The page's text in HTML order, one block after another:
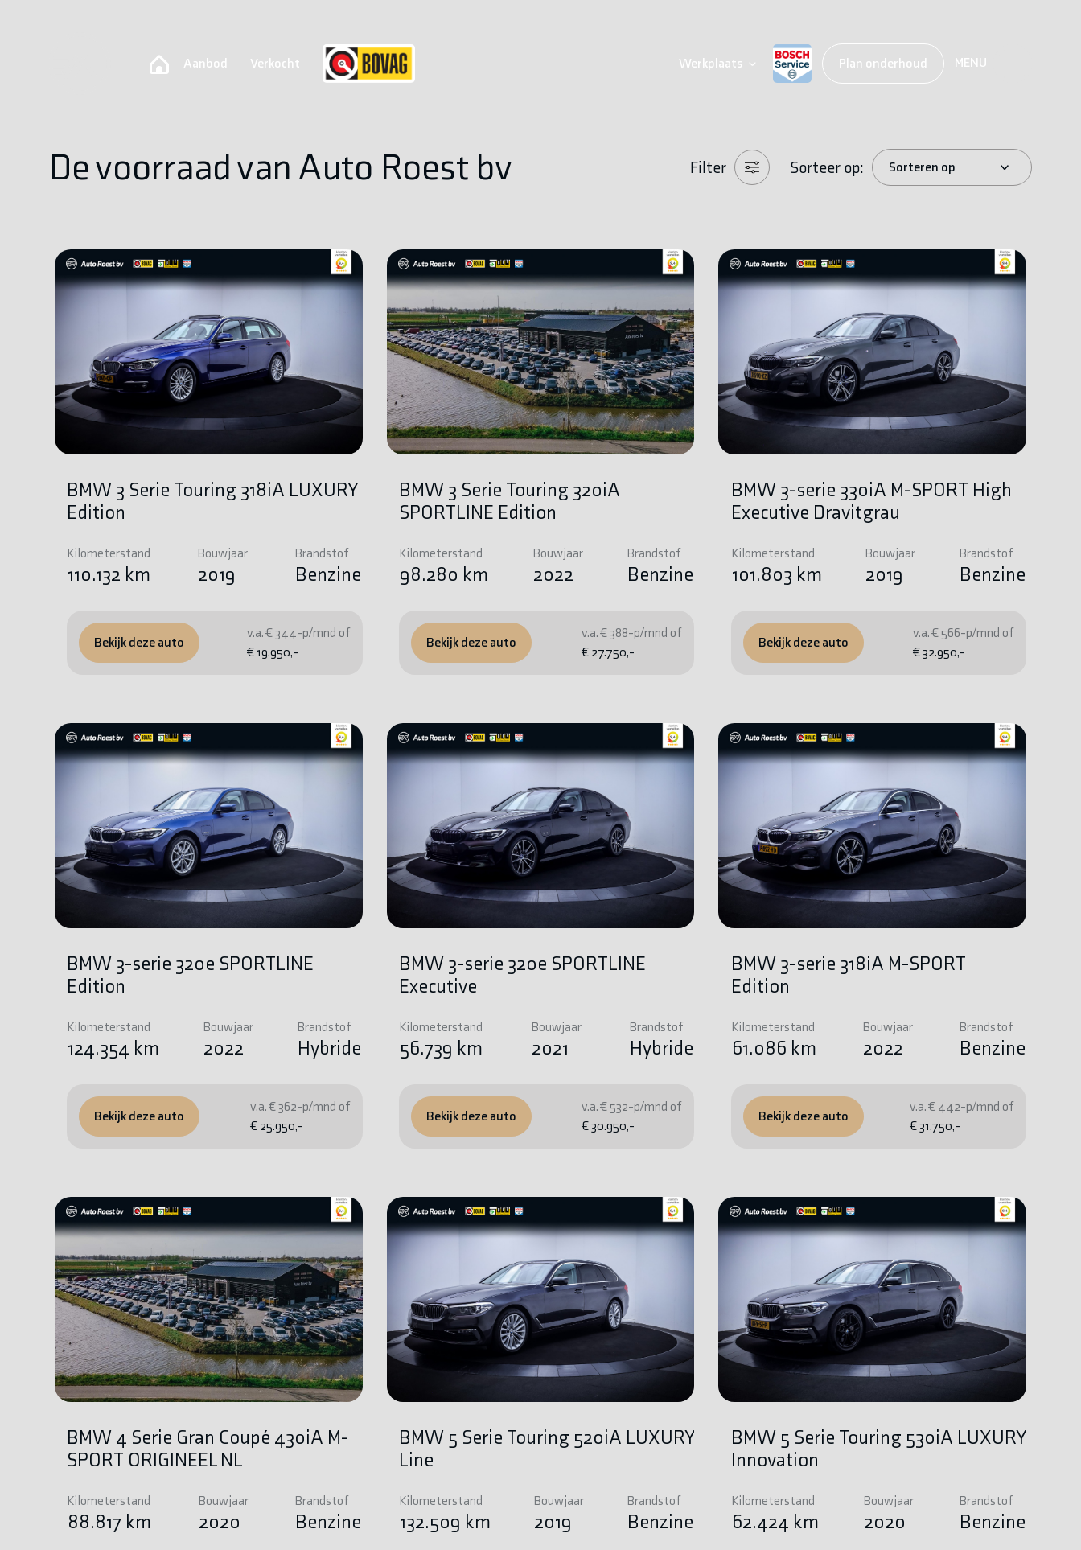
Aanbod Verkocht Werkplaats Plan onderhoud MENU
De voorraad van Auto Roest bv Filter Sorteer op:
BMW 3 Serie Touring 318iA LUXURY
Edition
Kilometerstand
110.132 km
Bouwjaar
2019
Brandstof
Benzine
v.a. € 344-p/mnd of
€ 19.950,-
Bekijk deze auto
BMW 3 Serie Touring 320iA
SPORTLINE Edition
Kilometerstand
98.280 km
Bouwjaar
2022
Brandstof
Benzine
v.a. € 388-p/mnd of
€ 27.750,-
Bekijk deze auto
BMW 3-serie 330iA M-SPORT High
Executive Dravitgrau
Kilometerstand
101.803 km
Bouwjaar
2019
Brandstof
Benzine
v.a. € 566-p/mnd of
€ 32.950,-
Bekijk deze auto
BMW 3-serie 320e SPORTLINE
Edition
Kilometerstand
124.354 km
Bouwjaar
2022
Brandstof
Hybride
v.a. € 362-p/mnd of
€ 25.950,-
Bekijk deze auto
BMW 3-serie 320e SPORTLINE
Executive
Kilometerstand
56.739 km
Bouwjaar
2021
Brandstof
Hybride
v.a. € 532-p/mnd of
€ 30.950,-
Bekijk deze auto
BMW 3-serie 318iA M-SPORT
Edition
Kilometerstand
61.086 km
Bouwjaar
2022
Brandstof
Benzine
v.a. € 442-p/mnd of
€ 31.750,-
Bekijk deze auto
BMW 4 Serie Gran Coupé 430iA M-
SPORT ORIGINEEL NL
Kilometerstand
88.817 km
Bouwjaar
2020
Brandstof
Benzine
BMW 5 Serie Touring 520iA LUXURY
Line
Kilometerstand
132.509 km
Bouwjaar
2019
Brandstof
Benzine
BMW 5 Serie Touring 530iA LUXURY
Innovation
Kilometerstand
62.424 km
Bouwjaar
2020
Brandstof
Benzine